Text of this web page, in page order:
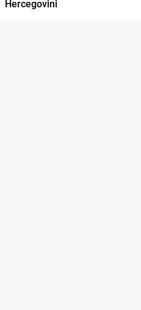
Hercegovini